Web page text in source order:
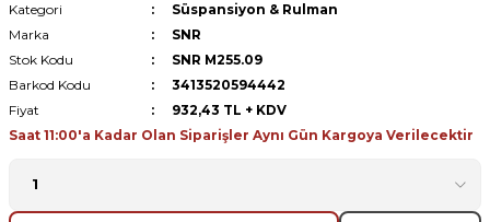
Kategori
Süspansiyon & Rulman
Marka
SNR
Stok Kodu
SNR M255.09
Barkod Kodu
3413520594442
Fiyat
932,43 TL + KDV
Saat 11:00'a Kadar Olan Siparişler Aynı Gün Kargoya Verilecektir